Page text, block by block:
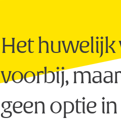
Het huwelijk
voorbij,
geen optie in